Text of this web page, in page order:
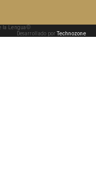
la Lengua©
Desarrollado porTechnozone